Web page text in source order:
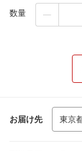
数量
お届け先